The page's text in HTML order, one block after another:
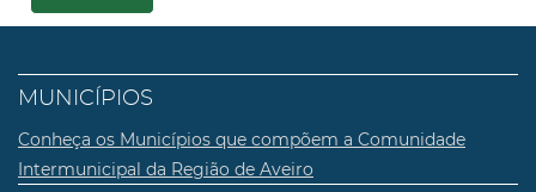
MUNICÍPIOS
Conheça os Municípios que compõem a Comunidade
Intermunicipal da Região de Aveiro